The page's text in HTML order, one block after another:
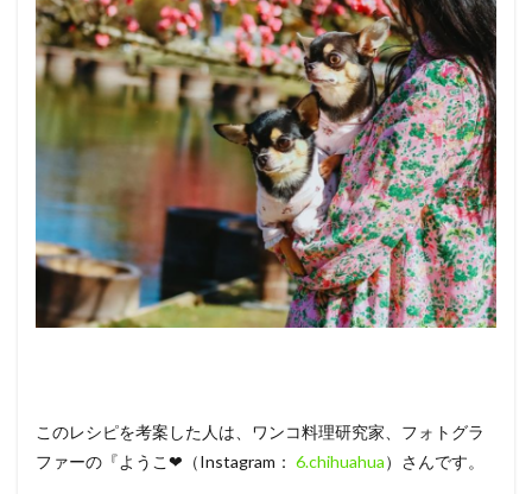
このレシピを考案した人は、ワンコ料理研究家、フォトグラ
ファーの『ようこ❤（Instagram： 6.chihuahua）さんです。